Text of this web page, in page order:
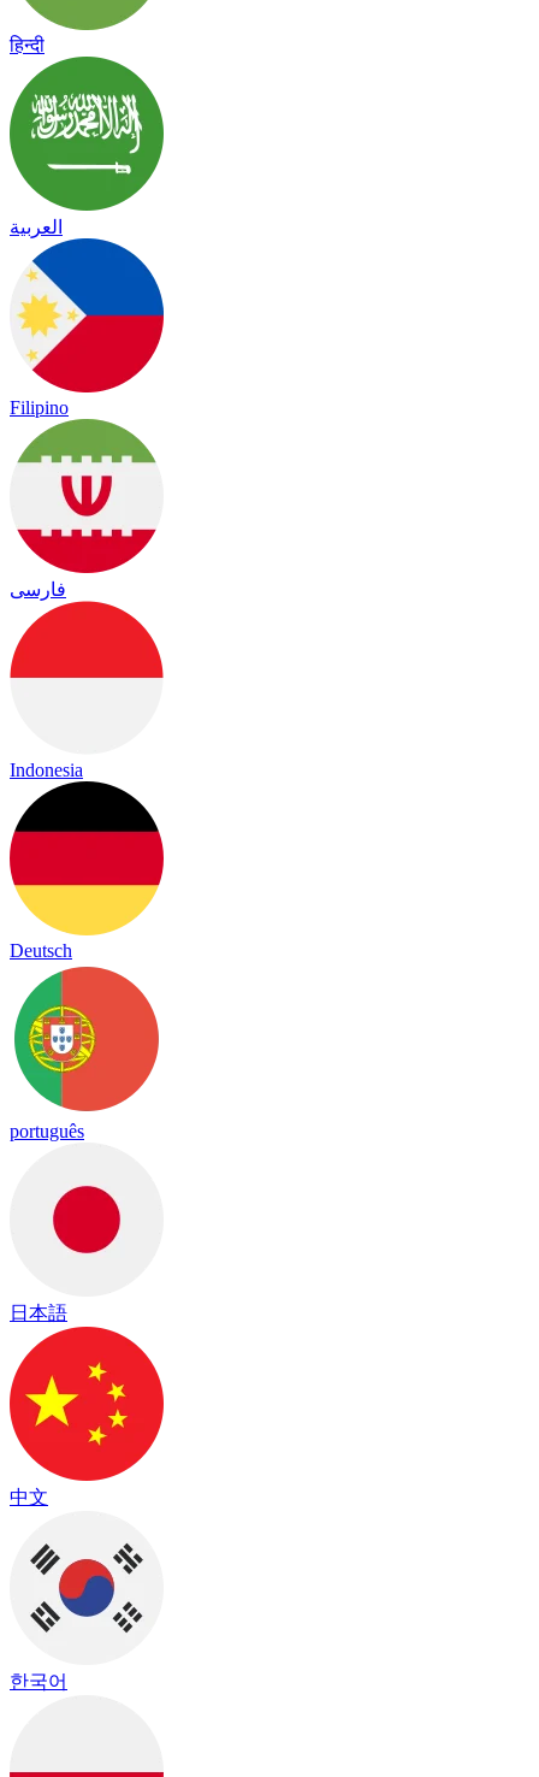
हिन्दी
العربية
Filipino
فارسی
Indonesia
Deutsch
português
日本語
中文
한국어